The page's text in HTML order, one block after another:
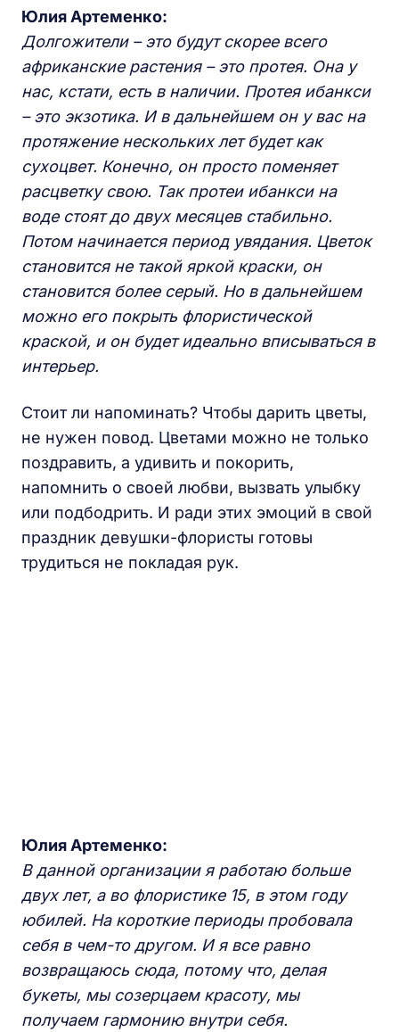
Юлия Артеменко:
Долгожители – это будут скорее всего
африканские растения – это протея. Она у
нас, кстати, есть в наличии. Протея ибанкси
– это экзотика. И в дальнейшем он у вас на
протяжение нескольких лет будет как
сухоцвет. Конечно, он просто поменяет
расцветку свою. Так протеи ибанкси на
воде стоят до двух месяцев стабильно.
Потом начинается период увядания. Цветок
становится не такой яркой краски, он
становится более серый. Но в дальнейшем
можно его покрыть флористической
краской, и он будет идеально вписываться в
интерьер.
Стоит ли напоминать? Чтобы дарить цветы,
не нужен повод. Цветами можно не только
поздравить, а удивить и покорить,
напомнить о своей любви, вызвать улыбку
или подбодрить. И ради этих эмоций в свой
праздник девушки-флористы готовы
трудиться не покладая рук.
Юлия Артеменко:
В данной организации я работаю больше
двух лет, а во флористике 15, в этом году
юбилей. На короткие периоды пробовала
себя в чем-то другом. И я все равно
возвращаюсь сюда, потому что, делая
букеты, мы созерцаем красоту, мы
получаем гармонию внутри себя.